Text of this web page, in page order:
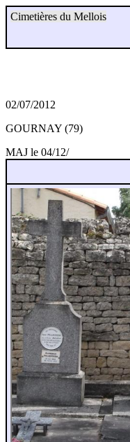
Cimetières du Mellois
02/07/2012
GOURNAY (79)
MAJ le 04/12/